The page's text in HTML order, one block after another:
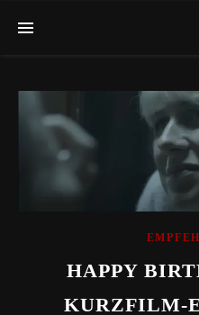
HAPPY
KURZFILM-